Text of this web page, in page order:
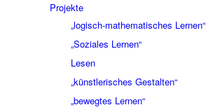
Projekte
„logisch-mathematisches Lernen“
„Soziales Lernen“
Lesen
„künstlerisches Gestalten“
„bewegtes Lernen“